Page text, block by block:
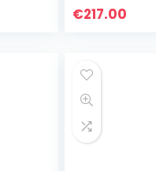
tapijt/
€217.00